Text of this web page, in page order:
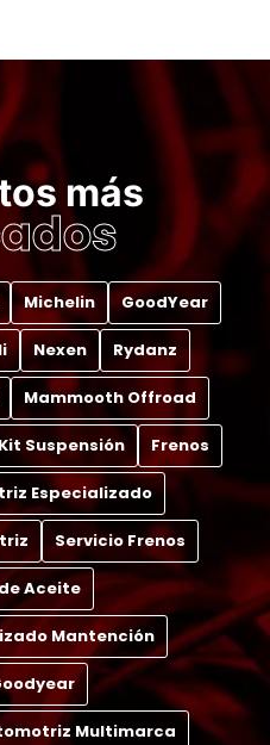
más
Michelin GoodYear
Nexen Rydanz
Mammooth Offroad
Kit Suspensión Frenos
Especializado
Servicio Frenos
Aceite
Mantención
Multimarca